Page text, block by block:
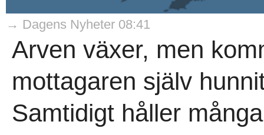
→ Dagens Nyheter 08:41
Arven växer, men
mottagaren själv
Samtidigt håller